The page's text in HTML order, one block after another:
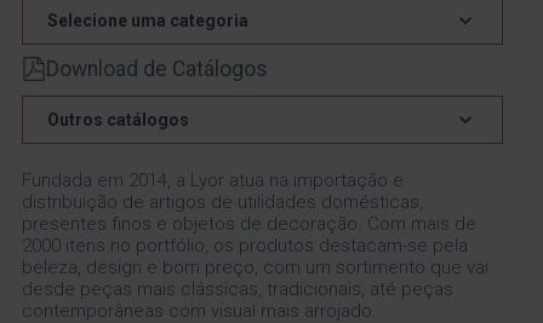
Selecione uma categoria
Download de Catálogos
Outros catálogos
Fundada em 2014, a Lyor atua na importação e
distribuição de artigos de utilidades domésticas,
presentes finos e objetos de decoração. Com mais de
2000 itens no portfólio, os produtos destacam-se pela
beleza, design e bom preço, com um sortimento que vai
desde peças mais clássicas, tradicionais, até peças
contemporâneas com visual mais arrojado.